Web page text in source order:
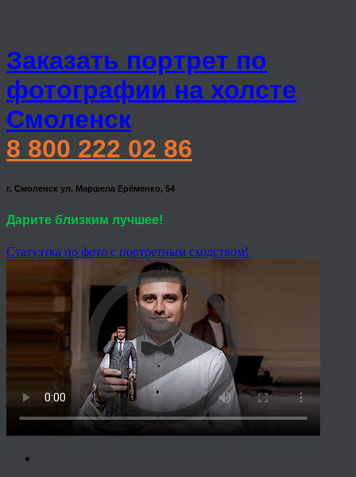
Заказать портрет по
фотографии на холсте
Смоленск
8 800 222 02 86
г. Смоленск ул. Маршела Ерёменко, 54
Дарите близким лучшее!
Статуэтка по фото с портретным сходством!